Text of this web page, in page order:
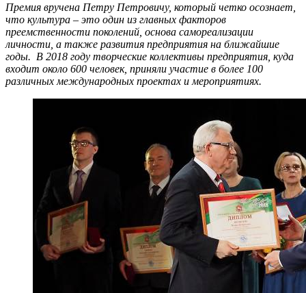
Премия вручена Петру Петровичу, который четко осознает,
что культура – это один из главных факторов
преемственности поколений, основа самореализации
личности, а также развития предприятия на ближайшие
годы. В 2018 году творческие коллективы предприятия, куда
входит около 600 человек, приняли участие в более 100
различных международных проектах и мероприятиях.